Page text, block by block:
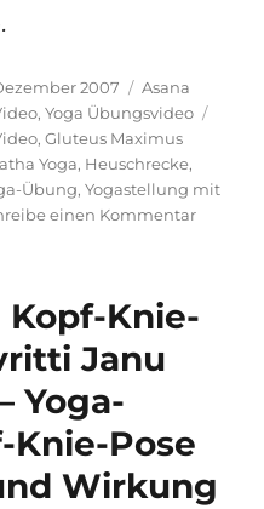
2007 Kategorien
Asana
,Yoga Übungsvideo
,Gluteus Maximus
Yoga, Heuschrecke,
Übung,Yogastellung mit
einen Kommentarzu
mit
Knie-
Janu
Yoga-
Knie-Pose
Wirkung